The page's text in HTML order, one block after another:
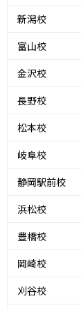
新潟校
富山校
金沢校
長野校
松本校
岐阜校
静岡駅前校
浜松校
豊橋校
岡崎校
刈谷校